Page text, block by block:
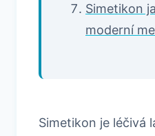
Simetikon
moderní
Simetikon je léčivá